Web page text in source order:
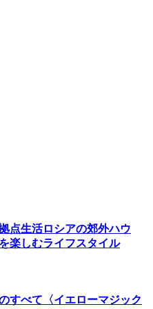
点生活ロシアの郊外ハウ
楽しむライフスタイル
すべて〈イエローマジック